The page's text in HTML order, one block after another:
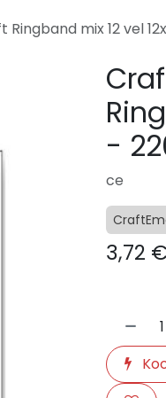
mix 12 vel
-
ce
3,72 €